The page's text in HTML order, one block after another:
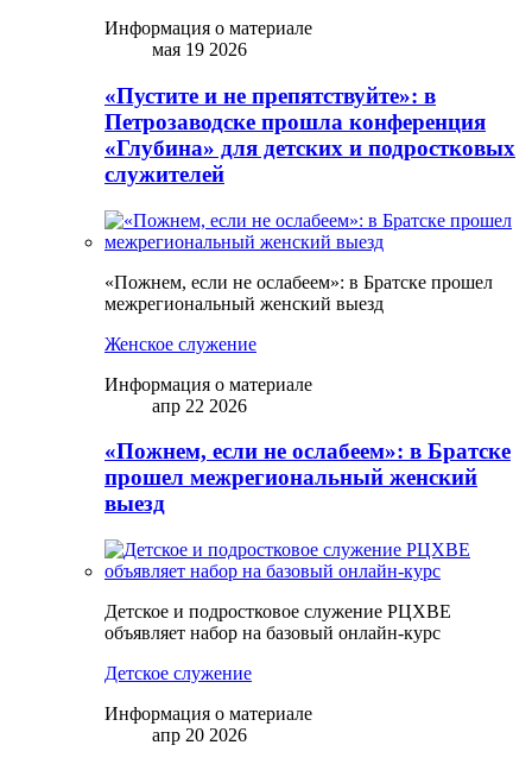
Информация о материале
мая 19 2026
«Пустите и не препятствуйте»: в
Петрозаводске прошла конференция
«Глубина» для детских и подростковых
служителей
«Пожнем, если не ослабеем»: в Братске прошел
межрегиональный женский выезд
Женское служение
Информация о материале
апр 22 2026
«Пожнем, если не ослабеем»: в Братске
прошел межрегиональный женский
выезд
Детское и подростковое служение РЦХВЕ
объявляет набор на базовый онлайн-курс
Детское служение
Информация о материале
апр 20 2026